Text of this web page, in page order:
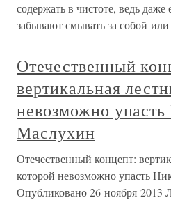
содержать в чистоте, ведь даже
забывают смывать за собой
Отечественный
вертикальная
невозможно
Маслухин
Отечественный концепт:
которой невозможно упасть
Опубликовано 26 ноября 2013